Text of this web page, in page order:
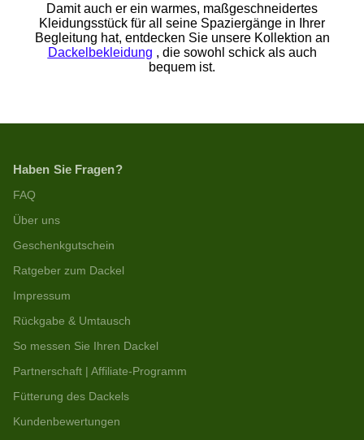
Damit auch er ein warmes, maßgeschneidertes
Kleidungsstück für all seine Spaziergänge in Ihrer
Begleitung hat, entdecken Sie unsere Kollektion an
Dackelbekleidung , die sowohl schick als auch
bequem ist.
Haben Sie Fragen?
FAQ
Über uns
Geschenkgutschein
Ratgeber zum Dackel
Impressum
Rückgabe & Umtausch
So messen Sie Ihren Dackel
Partnerschaft | Affiliate-Programm
Fütterung des Dackels
Kundenbewertungen